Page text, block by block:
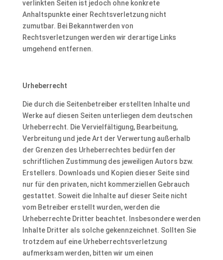
verlinkten Seiten ist jedoch ohne konkrete
Anhaltspunkte einer Rechtsverletzung nicht
zumutbar. Bei Bekanntwerden von
Rechtsverletzungen werden wir derartige Links
umgehend entfernen.
Urheberrecht
Die durch die Seitenbetreiber erstellten Inhalte und
Werke auf diesen Seiten unterliegen dem deutschen
Urheberrecht. Die Vervielfältigung, Bearbeitung,
Verbreitung und jede Art der Verwertung außerhalb
der Grenzen des Urheberrechtes bedürfen der
schriftlichen Zustimmung des jeweiligen Autors bzw.
Erstellers. Downloads und Kopien dieser Seite sind
nur für den privaten, nicht kommerziellen Gebrauch
gestattet. Soweit die Inhalte auf dieser Seite nicht
vom Betreiber erstellt wurden, werden die
Urheberrechte Dritter beachtet. Insbesondere werden
Inhalte Dritter als solche gekennzeichnet. Sollten Sie
trotzdem auf eine Urheberrechtsverletzung
aufmerksam werden, bitten wir um einen